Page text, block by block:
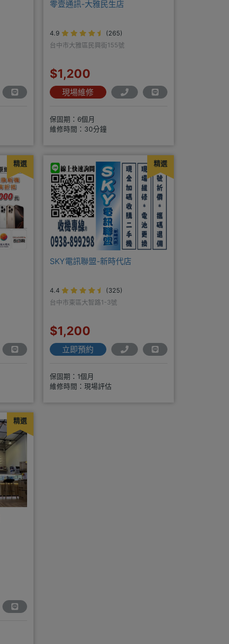
零壹通訊-大雅民生店
4.9
(265)
台中市大雅區民興街155號
$1,200
現場維修
保固期：6個月
維修時間：30分鐘
精選 精選
SKY電訊聯盟-新時代店
4.4
(325)
台中市東區大智路1-3號
$1,200
立即預約
保固期：1個月
維修時間：現場評估
精選